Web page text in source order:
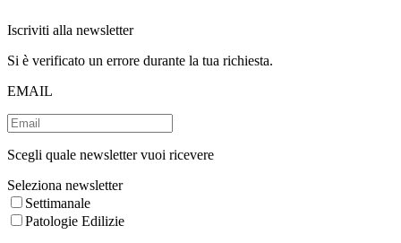
Iscriviti alla newsletter
Si è verificato un errore durante la tua richiesta.
EMAIL
Scegli quale newsletter vuoi ricevere
Seleziona newsletter
Settimanale
Patologie Edilizie